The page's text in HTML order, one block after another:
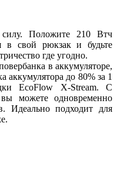
Положите 210 Втч
в свой рюкзак и будьте
где угодно.
в аккумуляторе,
аккумулятора до 80% за 1
EcoFlow X-Stream. С
можете одновременно
Идеально подходит для